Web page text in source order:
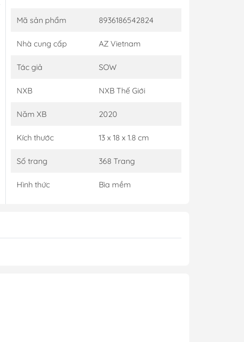
Mã sản phẩm 8936186542824
Nhà cung cấp AZ Vietnam
Tác giả SOW
NXB NXB Thế Giới
Năm XB 2020
Kích thước 13 x 18 x 1.8 cm
Số trang 368 Trang
Hình thức Bìa mềm